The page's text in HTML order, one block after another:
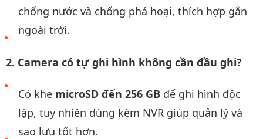
chống nước và chống phá hoại, thích hợp gắn
ngoài trời.
2. Camera có tự ghi hình không cần đầu ghi?
Có khe microSD đến 256 GB để ghi hình độc
lập, tuy nhiên dùng kèm NVR giúp quản lý và
sao lưu tốt hơn.